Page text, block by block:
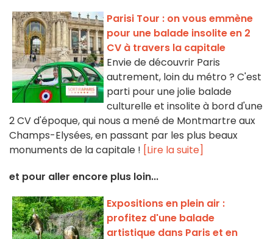
Parisi Tour : on vous emmène
pour une balade insolite en 2
CV à travers la capitale
Envie de découvrir Paris
autrement, loin du métro ? C'est
parti pour une jolie balade
culturelle et insolite à bord d'une
2 CV d'époque, qui nous a mené de Montmartre aux
Champs-Elysées, en passant par les plus beaux
monuments de la capitale ! [Lire la suite]
et pour aller encore plus loin...
Expositions en plein air :
profitez d'une balade
artistique dans Paris et en